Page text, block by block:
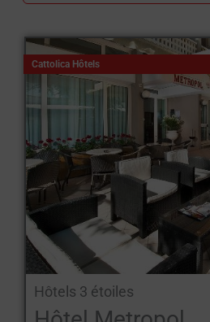
attendent les randonneurs, qu'ils
aux histoires fascinantes :
les collines bolonaises avec la
carrière de Farneto, la vallée de
vallée d'Idice, la vallée de Reno, et
les collines autour de Parme avec
châteaux de Rocca di Noceto,
de Felino, Torrechiara et
les collines de Reggiane qui
nationale du Passo del Cereto, une
honneur aux yeux du touriste en lui
forteresse, un château, un village à
enchanteurs tels que Viano, Santa
Cattolica Hôtels
Hôtels 3 étoiles